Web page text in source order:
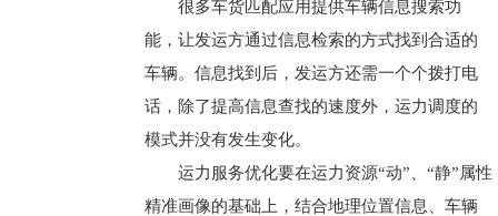
很多车货匹配应用提供车辆信息搜索功
能，让发运方通过信息检索的方式找到合适的
车辆。信息找到后，发运方还需一个个拨打电
话，除了提高信息查找的速度外，运力调度的
模式并没有发生变化。
运力服务优化要在运力资源“动”、“静”属性
精准画像的基础上，结合地理位置信息、车辆